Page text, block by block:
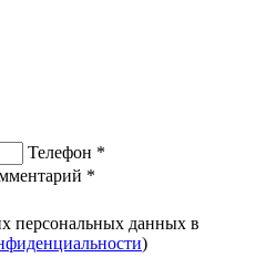
Телефон *
*
персональных данных в
)